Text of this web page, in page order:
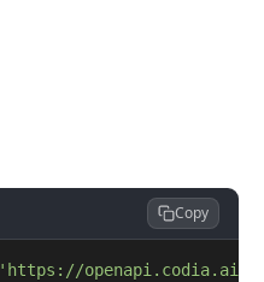
Copy
'https://openapi.codia.ai/